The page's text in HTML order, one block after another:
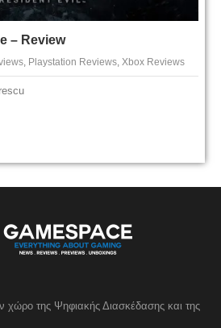
– Review
, Playstation Reviews, Xbox Reviews
χώρο της Ψηφιακής Διασκέδασης και της